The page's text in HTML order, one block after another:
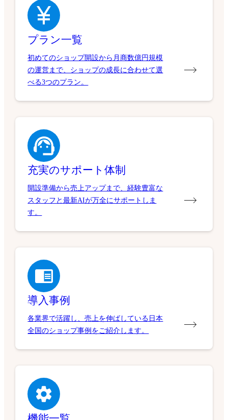
プラン一覧
初めてのショップ開設から月商数億円規模
の運営まで、ショップの成長に合わせて選
べる3つのプラン。
充実のサポート体制
開設準備から売上アップまで、経験豊富な
スタッフと最新AIが万全にサポートしま
す。
導入事例
各業界で活躍し、売上を伸ばしている日本
全国のショップ事例をご紹介します。